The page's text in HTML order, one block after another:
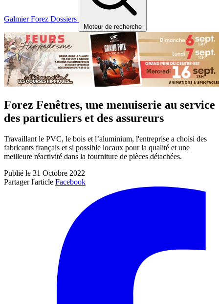
GalmierForez Dossiers
Moteur de recherche
Forez Fenêtres, une menuiserie au service
des particuliers et des assureurs
Travaillant le PVC, le bois et l’aluminium, l'entreprise a choisi des
fabricants français et si possible locaux pour la qualité et une
meilleure réactivité dans la fourniture de pièces détachées.
Publié le 31 Octobre 2022
Partager l'article Facebook